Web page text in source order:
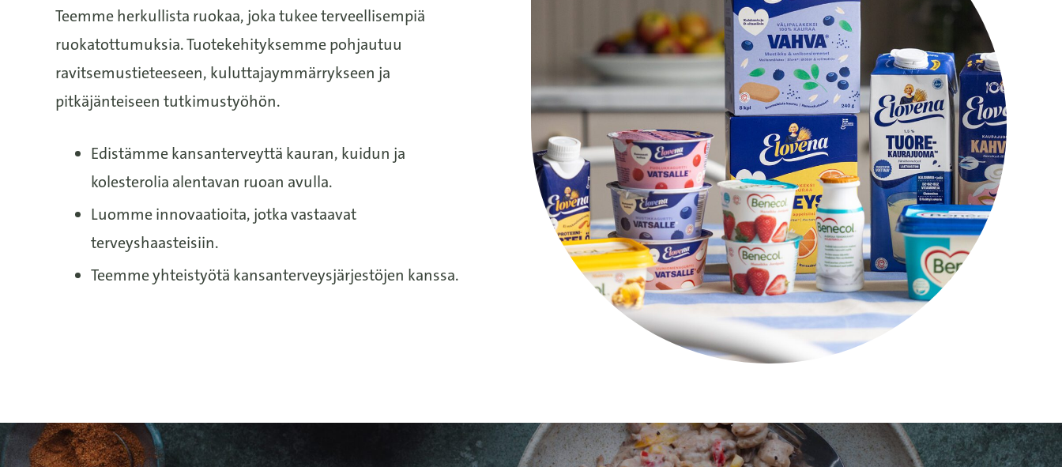
Teemme herkullista ruokaa, joka tukee terveellisempiä
ruokatottumuksia. Tuotekehityksemme pohjautuu
ravitsemustieteeseen, kuluttajaymmärrykseen ja
pitkäjänteiseen tutkimustyöhön.
Edistämme kansanterveyttä kauran, kuidun ja
kolesterolia alentavan ruoan avulla.
Luomme innovaatioita, jotka vastaavat
terveyshaasteisiin.
Teemme yhteistyötä kansanterveysjärjestöjen kanssa.​